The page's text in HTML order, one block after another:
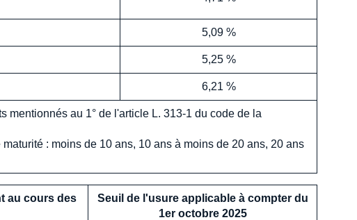
5,09 %
5,25 %
6,21 %
mentionnés au 1° de l'article L. 313-1 du code de la
: moins de 10 ans, 10 ans à moins de 20 ans, 20 ans
au cours des
Seuil de l'usure applicable à compter du
1er octobre 2025